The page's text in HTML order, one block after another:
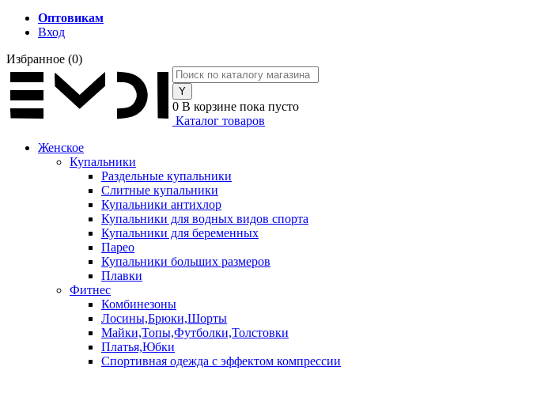
Оптовикам
Вход
Избранное (0)
0 В корзине пока пусто
Каталог товаров
Женское
Купальники
Раздельные купальники
Слитные купальники
Купальники антихлор
Купальники для водных видов спорта
Купальники для беременных
Парео
Купальники больших размеров
Плавки
Фитнес
Комбинезоны
Лосины,Брюки,Шорты
Майки,Топы,Футболки,Толстовки
Платья,Юбки
Спортивная одежда с эффектом компрессии